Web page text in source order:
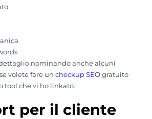
nominando anche alcuni
volete fare un checkup SEOgratuito
tool che vi ho linkato.
per il cliente